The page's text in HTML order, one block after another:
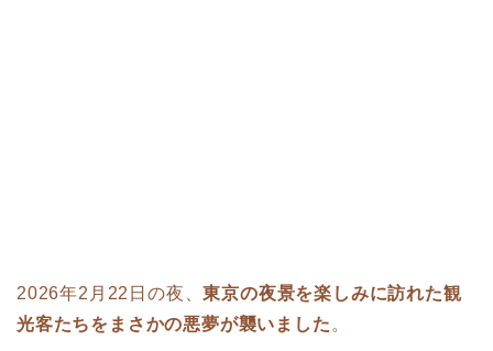
2026年2月22日の夜、東京の夜景を楽しみに訪れた観
光客たちをまさかの悪夢が襲いました。